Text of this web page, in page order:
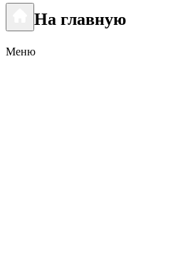
На главную
Меню